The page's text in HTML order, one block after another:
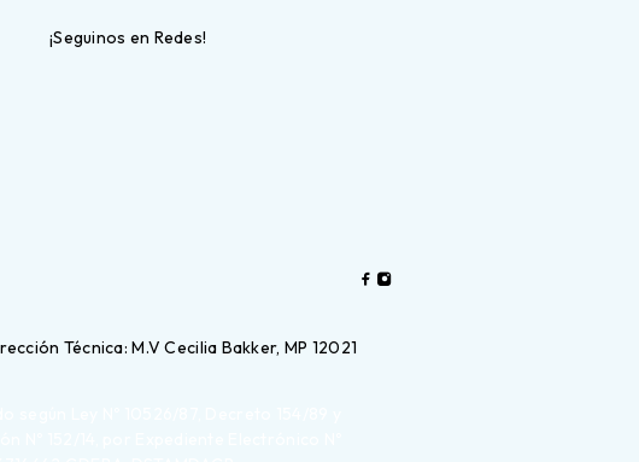
¡Seguinos en Redes!
Técnica: M.V Cecilia Bakker, MP 12021